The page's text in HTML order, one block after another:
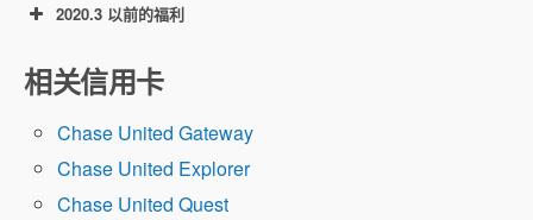
2020.3 以前的福利
75,000 UA Miles。
航空里程估值
相关信用卡
Chase United Gateway
Chase United Explorer
Chase United Quest